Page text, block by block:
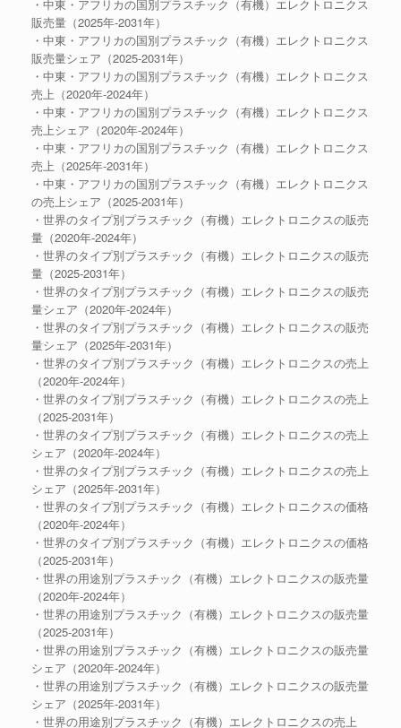
・中東・アフリカの国別プラスチック（有機）エレクトロニクス
販売量（2025年-2031年）
・中東・アフリカの国別プラスチック（有機）エレクトロニクス
販売量シェア（2025-2031年）
・中東・アフリカの国別プラスチック（有機）エレクトロニクス
売上（2020年-2024年）
・中東・アフリカの国別プラスチック（有機）エレクトロニクス
売上シェア（2020年-2024年）
・中東・アフリカの国別プラスチック（有機）エレクトロニクス
売上（2025年-2031年）
・中東・アフリカの国別プラスチック（有機）エレクトロニクス
の売上シェア（2025-2031年）
・世界のタイプ別プラスチック（有機）エレクトロニクスの販売
量（2020年-2024年）
・世界のタイプ別プラスチック（有機）エレクトロニクスの販売
量（2025-2031年）
・世界のタイプ別プラスチック（有機）エレクトロニクスの販売
量シェア（2020年-2024年）
・世界のタイプ別プラスチック（有機）エレクトロニクスの販売
量シェア（2025年-2031年）
・世界のタイプ別プラスチック（有機）エレクトロニクスの売上
（2020年-2024年）
・世界のタイプ別プラスチック（有機）エレクトロニクスの売上
（2025-2031年）
・世界のタイプ別プラスチック（有機）エレクトロニクスの売上
シェア（2020年-2024年）
・世界のタイプ別プラスチック（有機）エレクトロニクスの売上
シェア（2025年-2031年）
・世界のタイプ別プラスチック（有機）エレクトロニクスの価格
（2020年-2024年）
・世界のタイプ別プラスチック（有機）エレクトロニクスの価格
（2025-2031年）
・世界の用途別プラスチック（有機）エレクトロニクスの販売量
（2020年-2024年）
・世界の用途別プラスチック（有機）エレクトロニクスの販売量
（2025-2031年）
・世界の用途別プラスチック（有機）エレクトロニクスの販売量
シェア（2020年-2024年）
・世界の用途別プラスチック（有機）エレクトロニクスの販売量
シェア（2025年-2031年）
・世界の用途別プラスチック（有機）エレクトロニクスの売上